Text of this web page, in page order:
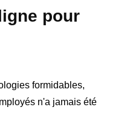
pour
formidables,
n'a jamais été